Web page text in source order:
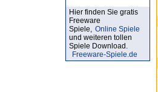
Hier finden Sie gratis
Freeware
Spiele, Online Spiele
und weiteren tollen
Spiele Download.
Freeware-Spiele.de